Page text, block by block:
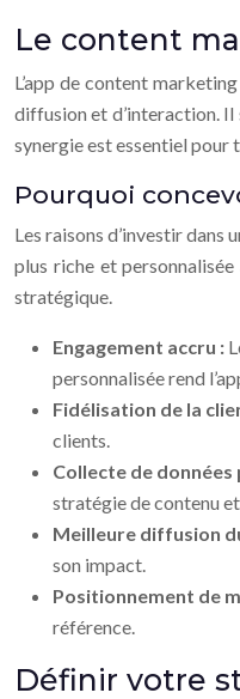
Le content
L’app de content
diffusion et d’interaction.
synergie est essentiel pour
Pourquoi
Les raisons d’investir
plus riche et
stratégique.
Engagement accru :
personnalisée rend
Fidélisation de la
clients.
Collecte de données
stratégie de contenu
Meilleure diffusion
son impact.
Positionnement de
référence.
Définir votre